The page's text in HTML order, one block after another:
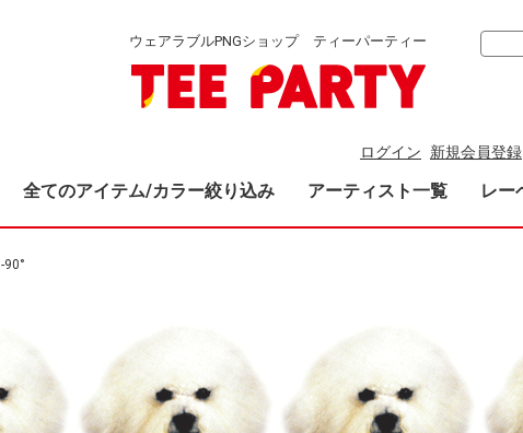
ウェアラブルPNGショップ ティーパーティー
ログイン 新規会員登録
全てのアイテム/カラー絞り込み アーティスト一覧 レー
-90°